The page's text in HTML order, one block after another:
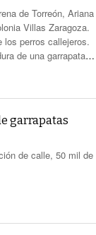
de Torreón, Ariana
Villas Zaragoza.
los perros callejeros.
de una garrapata…
garrapatas
de calle, 50 mil de